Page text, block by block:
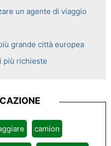
un agente di viaggio
grande città europea
più richieste
camion